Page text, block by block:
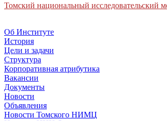
Томский национальный исследовательский
Об Институте
История
Цели и задачи
Структура
Корпоративная атрибутика
Вакансии
Документы
Новости
Объявления
Новости Томского НИМЦ